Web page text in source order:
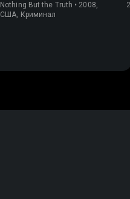
Nothing But the Truth • 2008,
США, Криминал